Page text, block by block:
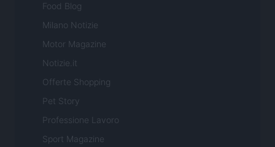
Food Blog
Milano Notizie
Motor Magazine
Notizie.it
Offerte Shopping
Pet Story
Professione Lavoro
Sport Magazine